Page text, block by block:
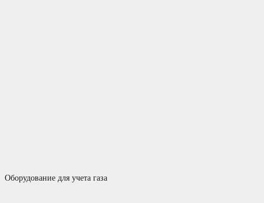
Оборудование для учета газа